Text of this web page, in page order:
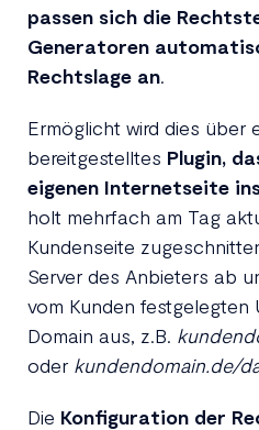
passen sich die
Generatoren
Rechtslage an.
Ermöglicht wird dies über
bereitgestelltes Plugin,
eigenen Internetseite
holt mehrfach am Tag
Kundenseite
Server des Anbieters ab
vom Kunden festgelegten
Domain aus, z.B.
oder kundendomain.de/
Die Konfiguration der